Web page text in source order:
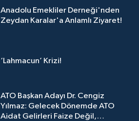
Anadolu Emekliler Derneği'nden
Zeydan Karalar'a Anlamlı Ziyaret!
‘Lahmacun’ Krizi!
ATO Başkan Adayı Dr. Cengiz
Yılmaz: Gelecek Dönemde ATO
Aidat Gelirleri Faize Değil,